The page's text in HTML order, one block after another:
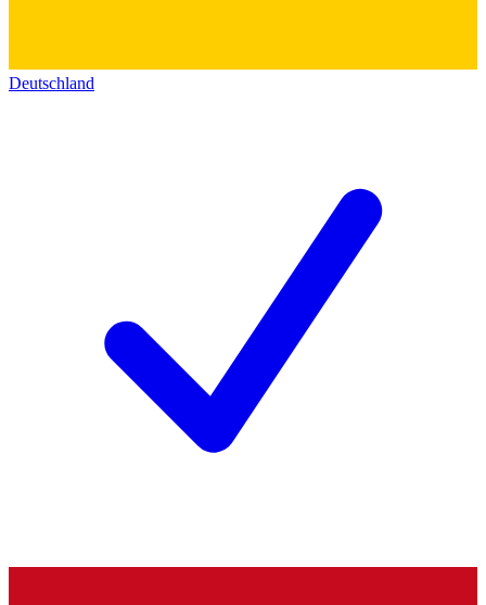
Deutschland